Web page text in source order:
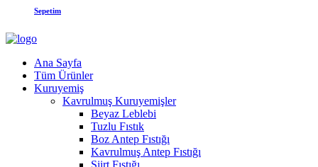
Sepetim
Ana Sayfa
Tüm Ürünler
Kuruyemiş
Kavrulmuş Kuruyemişler
Beyaz Leblebi
Tuzlu Fıstık
Boz Antep Fıstığı
Kavrulmuş Antep Fıstığı